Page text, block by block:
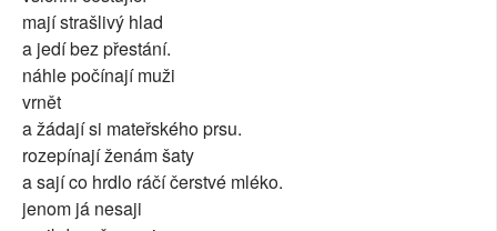
mají strašlivý hlad
a jedí bez přestání.
náhle počínají muži
vrnět
a žádají si mateřského prsu.
rozepínají ženám šaty
a sají co hrdlo ráčí čerstvé mléko.
jenom já nesaji